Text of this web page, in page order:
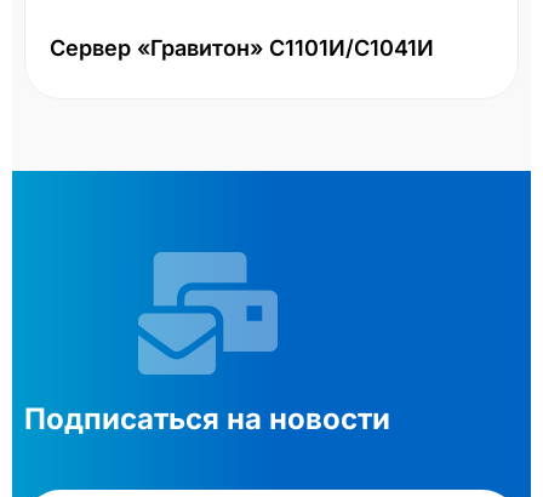
Сервер «Гравитон» С1101И/С1041И
Подписаться на новости